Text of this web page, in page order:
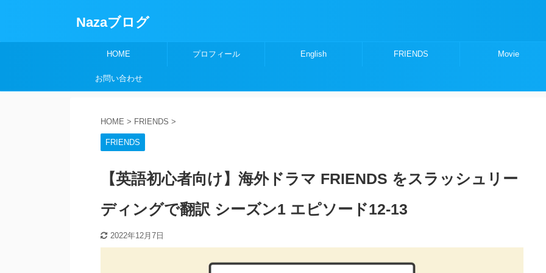
Nazaブログ
HOME プロフィール English FRIENDS Movie
お問い合わせ
HOME > FRIENDS >
FRIENDS
【英語初心者向け】海外ドラマ FRIENDS をスラッシュリー
ディングで翻訳 シーズン1 エピソード12-13
2022年12月7日